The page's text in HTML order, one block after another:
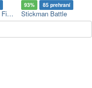
Epic Battle: Super Fighters
93% 85 prehraní
Stickman Battle